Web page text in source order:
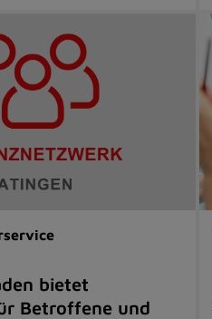
bietet
Betroffene und